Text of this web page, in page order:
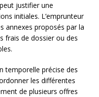
justifier une
initiales. L’emprunteur
annexes proposés par la
frais de dossier ou des
temporelle précise des
les différentes
de plusieurs offres